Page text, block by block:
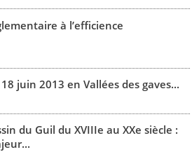
à l’efficience
juin 2013 en Vallées des gaves...
du Guil du XVIIIe au XXe siècle :